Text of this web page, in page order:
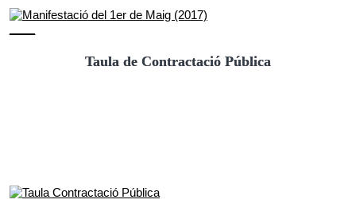
Taula de Contractació Pública